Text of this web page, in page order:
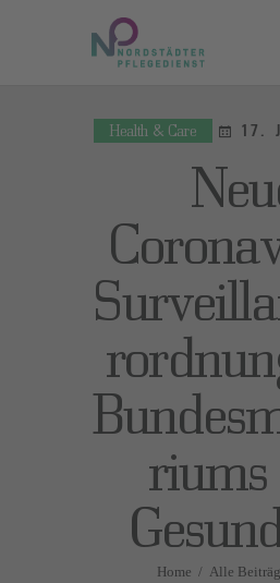
Health & Care 17.
Home Alle
FRAGEN UND
ANTWORTEN
KONTAKT